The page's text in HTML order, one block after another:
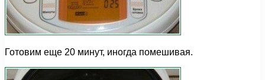
Готовим еще 20 минут, иногда помешивая.